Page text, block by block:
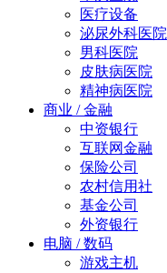
医疗设备
泌尿外科医院
男科医院
皮肤病医院
精神病医院
商业 / 金融
中资银行
互联网金融
保险公司
农村信用社
基金公司
外资银行
电脑 / 数码
游戏主机